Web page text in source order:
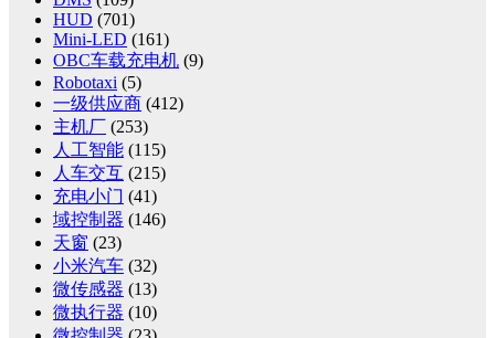
HUD (701)
Mini-LED (161)
OBC车载充电机 (9)
Robotaxi (5)
一级供应商 (412)
主机厂 (253)
人工智能 (115)
人车交互 (215)
充电小门 (41)
域控制器 (146)
天窗 (23)
小米汽车 (32)
微传感器 (13)
微执行器 (10)